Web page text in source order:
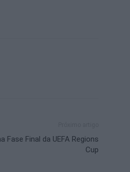
Fase Final da UEFA Regions
Cup